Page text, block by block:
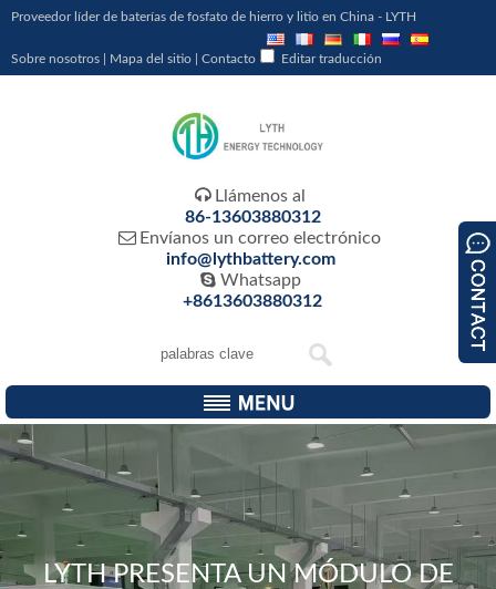
Proveedor líder de baterías de fosfato de hierro y litio en China - LYTH
Sobre nosotros Mapa del sitio Contacto Editar traducción
 Llámenos al
86-13603880312
 Envíanos un correo electrónico
info@lythbattery.com
 Whatsapp
+8613603880312
LYTH PRESENTA UN MÓDULO DE